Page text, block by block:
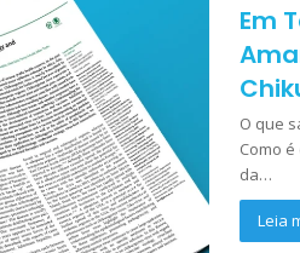
Em
O que
Como
da…
Leia